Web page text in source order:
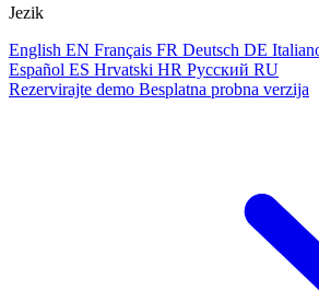
Jezik
English EN Français FR Deutsch DE
Español ES Hrvatski HR Русский RU
Rezervirajte demo Besplatna probna verzija